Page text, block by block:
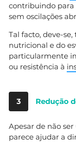
contribuindo
sem oscilações
Tal facto, deve-
nutricional e do
particularmente
ou resistência à
3 Redução
Apesar de não
parece ajudar a